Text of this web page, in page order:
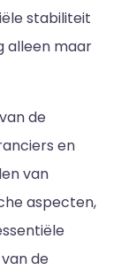
stabiliteit
alleen maar
de
en
van
aspecten,
de